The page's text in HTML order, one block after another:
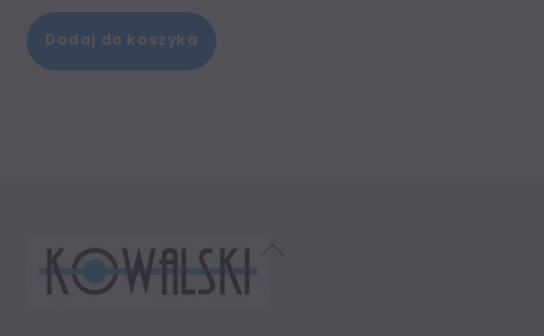
Dodaj do koszyka